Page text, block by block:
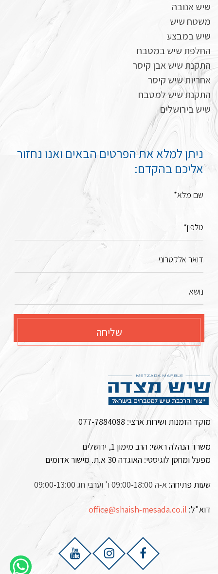
שיש אנובה
משטח שיש
שיש במבצע
החלפת שיש במטבח
התקנת שיש אבן קיסר
אחריות שיש קיסר
התקנת שיש למטבח
שיש בירושלים
ניתן למלא את הפרטים הבאים ואנו נחזור
אליכם בהקדם:
שם מלא*
טלפון*
דואר אלקטרוני
נושא
שליחה
מוקד הזמנות ושירות ארצי: 077-7884088
משרד הנהלה ראשי: הרב מימון 1, ירושלים
מפעל ומחסן לוגיסטי: האוגדה 30 א.ת. מישור אדומים
שעות פתיחה: א-ה 09:00-18:00 ו' וערבי חג 09:00-13:00
דוא"ל: office@shaish-mesada.co.il